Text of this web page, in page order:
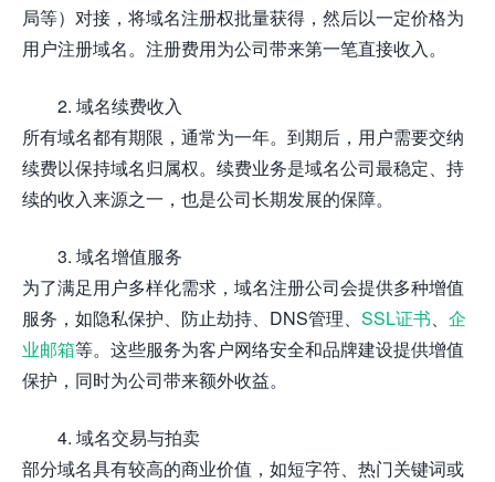
局等）对接，将域名注册权批量获得，然后以一定价格为
用户注册域名。注册费用为公司带来第一笔直接收入。
2. 域名续费收入
所有域名都有期限，通常为一年。到期后，用户需要交纳
续费以保持域名归属权。续费业务是域名公司最稳定、持
续的收入来源之一，也是公司长期发展的保障。
3. 域名增值服务
为了满足用户多样化需求，域名注册公司会提供多种增值
服务，如隐私保护、防止劫持、DNS管理、 SSL证书、 企
业邮箱等。这些服务为客户网络安全和品牌建设提供增值
保护，同时为公司带来额外收益。
4. 域名交易与拍卖
部分域名具有较高的商业价值，如短字符、热门关键词或